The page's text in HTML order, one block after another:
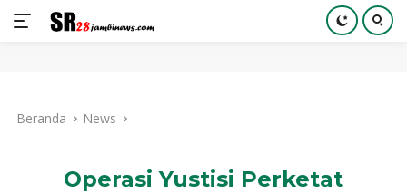
kontenBeranda News
Operasi Yustisi Perketat